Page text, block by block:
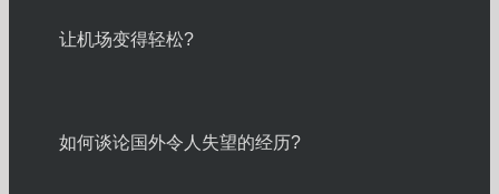
让机场变得轻松?
如何谈论国外令人失望的经历?